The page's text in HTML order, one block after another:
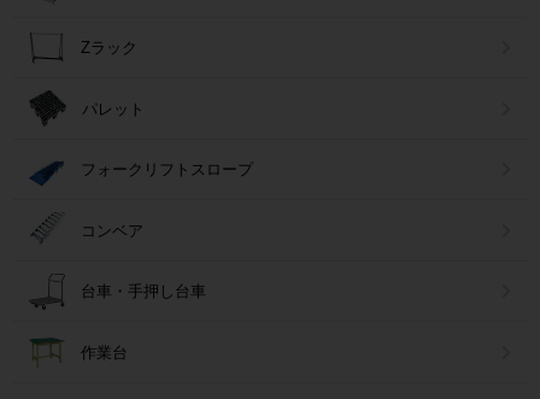
Zラック
パレット
フォークリフトスロープ
コンベア
台車・手押し台車
作業台